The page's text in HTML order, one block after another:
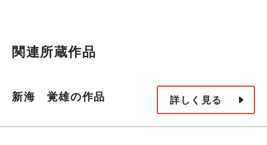
関連所蔵作品
新海 覚雄の作品 詳しく見る